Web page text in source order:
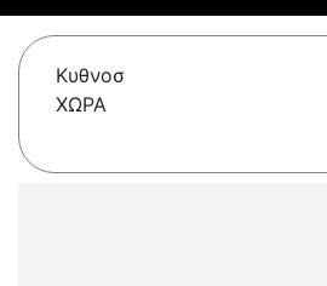
Κυθνοσ
ΧΩΡΑ